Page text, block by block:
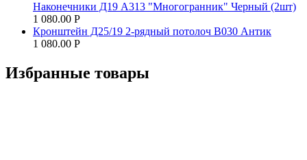
Наконечники Д19 А313 "Многогранник" Черный (2шт)
1 080.00 Р
Кронштейн Д25/19 2-рядный потолоч В030 Антик
1 080.00 Р
Избранные товары